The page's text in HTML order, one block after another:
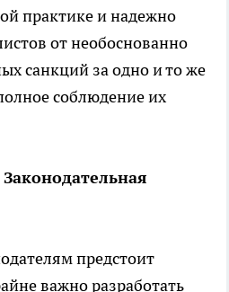
практике и надежно
от необоснованно
санкций за одно и то же
соблюдение их
предстоит
важно разработать